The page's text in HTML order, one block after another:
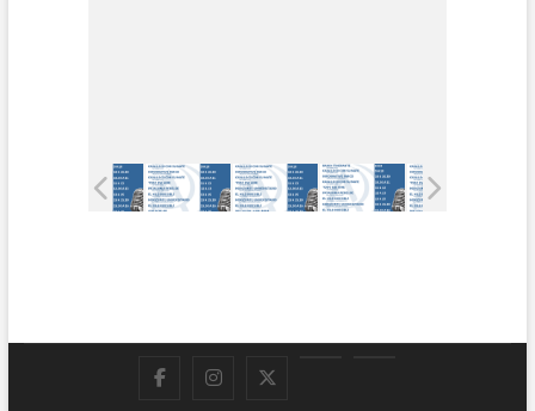
FacebookInstagram